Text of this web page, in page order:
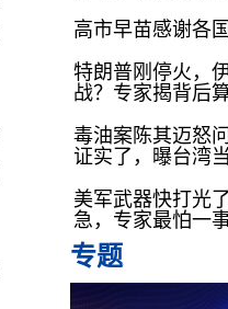
高市早苗感谢各
特朗普刚停火，
战？专家揭背后
毒油案陈其迈怒
证实了，曝台湾
美军武器快打光
急，专家最怕一
专题